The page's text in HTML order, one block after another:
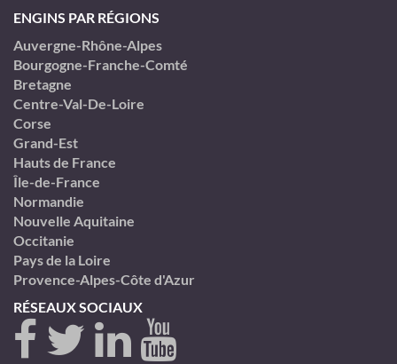
ENGINS PAR RÉGIONS
Auvergne-Rhône-Alpes
Bourgogne-Franche-Comté
Bretagne
Centre-Val-De-Loire
Corse
Grand-Est
Hauts de France
Île-de-France
Normandie
Nouvelle Aquitaine
Occitanie
Pays de la Loire
Provence-Alpes-Côte d'Azur
RÉSEAUX SOCIAUX